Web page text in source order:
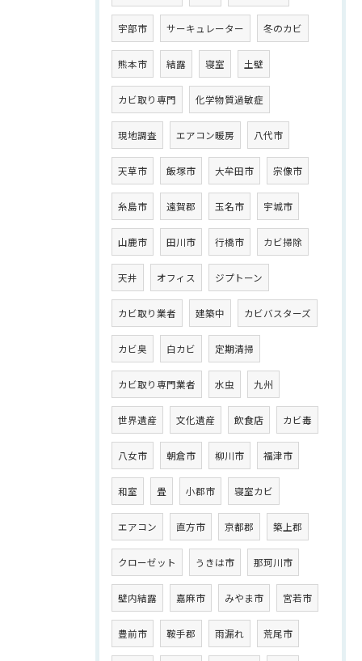
宇部市 サーキュレーター 冬のカビ
熊本市 結露 寝室 土壁
カビ取り専門 化学物質過敏症
現地調査 エアコン暖房 八代市
天草市 飯塚市 大牟田市 宗像市
糸島市 遠賀郡 玉名市 宇城市
山鹿市 田川市 行橋市 カビ掃除
天井 オフィス ジプトーン
カビ取り業者 建築中 カビバスターズ
カビ臭 白カビ 定期清掃
カビ取り専門業者 水虫 九州
世界遺産 文化遺産 飲食店 カビ毒
八女市 朝倉市 柳川市 福津市
和室 畳 小郡市 寝室カビ
エアコン 直方市 京都郡 築上郡
クローゼット うきは市 那珂川市
壁内結露 嘉麻市 みやま市 宮若市
豊前市 鞍手郡 雨漏れ 荒尾市